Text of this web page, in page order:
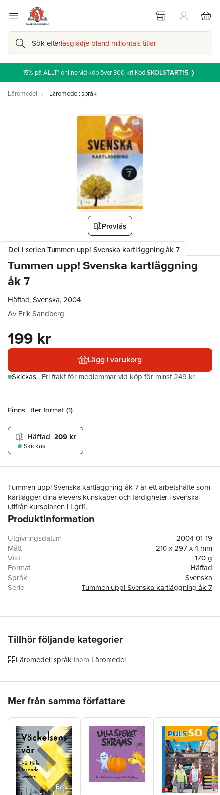
Sök efterläsglädje bland miljontals titlar
15% på ALLT* online vid köp över 300 kr! KodSKOLSTART15 ❯
Läromedel Läromedel: språk
Provläs
Del i serienTummen upp! Svenska kartläggning åk 7
Tummen upp! Svenska kartläggning
åk 7
Häftad, Svenska, 2004
Av Erik Sandberg
199 kr
Lägg i varukorg
Skickas . Fri frakt för medlemmar vid köp för minst 249 kr.
Finns i fler format (1)
Häftad 209 kr
Skickas
Tummen upp! Svenska kartläggning åk 7 är ett arbetshäfte som
kartlägger dina elevers kunskaper och färdigheter i svenska
utifrån kursplanen i Lgr11.
Produktinformation
Utgivningsdatum
2004-01-19
Mått
210 x 297 x 4 mm
Vikt
170 g
Format
Häftad
Språk
Svenska
Serie
Tummen upp! Svenska kartläggning åk 7
Förlag
Liber
Tillhör följande kategorier
Läromedel: språk inom Läromedel
Mer från samma författare